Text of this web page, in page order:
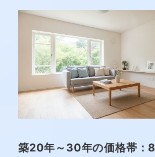
築20年～30年の価格帯：